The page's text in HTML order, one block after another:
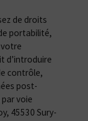
de droits
portabilité,
d’introduire
contrôle,
post-
voie
45530 Sury-